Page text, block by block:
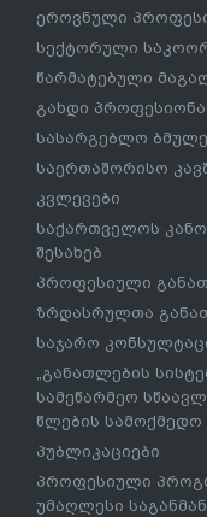
ეროვნული
სექტორული
წარმატებული
გახდი
სასარგებლო
საერთაშორისო
კვლევები
საქართველოს
შესახებ
პროფესიული
ზრდასრულთა
საჯარო
„განათლების
სამეწარმეო
წლების სამოქმედო
პუბლიკაციები
პროფესიული
უმაღლესი